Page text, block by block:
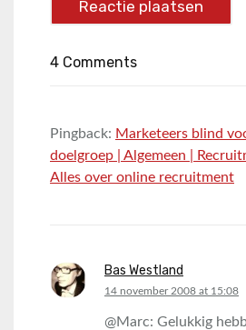
4 Comments
Pingback: Marketeers blind
doelgroep | Algemeen |
Alles over online recruitment
Bas Westland
says:
14 november 2008 at 15:08
@Marc: Gelukkig